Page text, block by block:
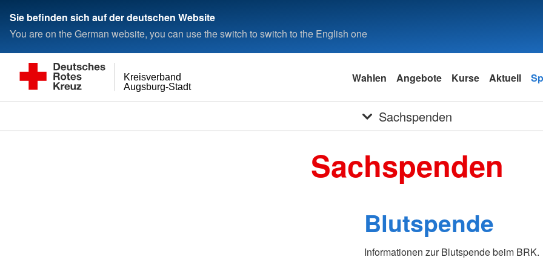
Sie befinden sich auf der deutschen Website
You are on the German website, you can use the switch to switch to the English one
Augsburg-Stadt
Kreisverband Wahlen Angebote Kurse Aktuell
Sachspenden
Sachspenden
Blutspende
Informationen zur Blutspende beim BRK.